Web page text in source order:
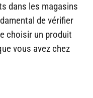
dans les magasins
de vérifier
choisir un produit
vous avez chez